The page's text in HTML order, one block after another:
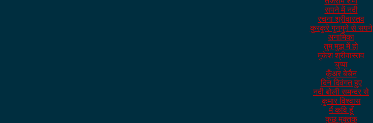
सपने में नदी
रचना श्रीवास्तव
कुरकुरे गुनगुने से सपने
अनामिका
तुम मुझ में हो
मुकेश श्रीवास्तव
चुप्पा
कुँअर बेचैन
दिन दिवंगत हुए
नदी बोली समन्दर से
कुमार विश्वास
मैं कवि हूँ
कुछ मुक्तक